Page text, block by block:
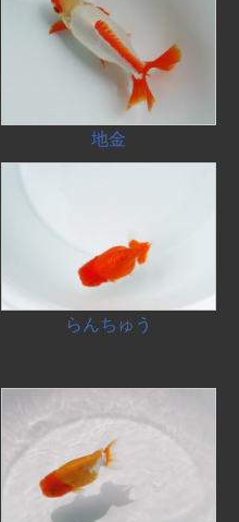
地金
らんちゅう